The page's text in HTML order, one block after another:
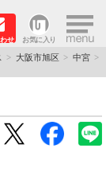
せ お気に入り ×
大阪市旭区
中宮